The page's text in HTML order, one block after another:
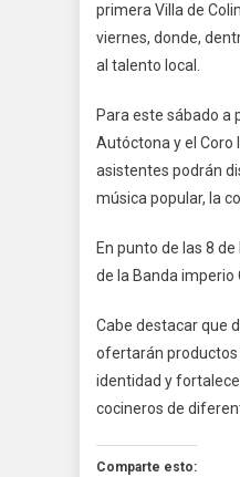
primera Villa de
viernes, donde,
al talento local.
Para este sábado a
Autóctona y el Coro
asistentes podrán
música popular, la
En punto de las 8
de la Banda imperio
Cabe destacar que
ofertarán productos
identidad y
cocineros de
Comparte esto: